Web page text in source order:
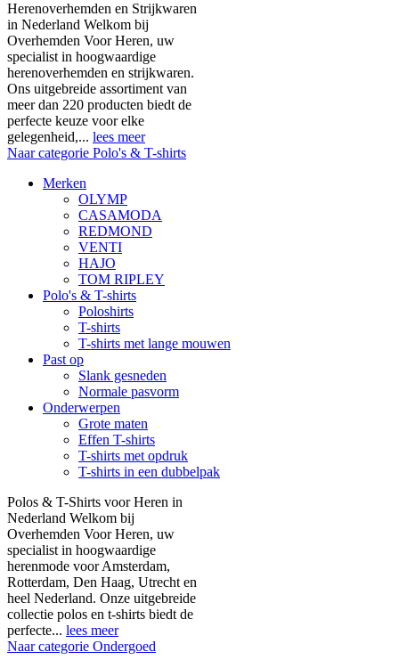
Herenoverhemden en Strijkwaren
in Nederland Welkom bij
Overhemden Voor Heren, uw
specialist in hoogwaardige
herenoverhemden en strijkwaren.
Ons uitgebreide assortiment van
meer dan 220 producten biedt de
perfecte keuze voor elke
gelegenheid,... lees meer
Naar categorie Polo's & T-shirts
Merken
OLYMP
CASAMODA
REDMOND
VENTI
HAJO
TOM RIPLEY
Polo's & T-shirts
Poloshirts
T-shirts
T-shirts met lange mouwen
Past op
Slank gesneden
Normale pasvorm
Onderwerpen
Grote maten
Effen T-shirts
T-shirts met opdruk
T-shirts in een dubbelpak
Polos & T-Shirts voor Heren in
Nederland Welkom bij
Overhemden Voor Heren, uw
specialist in hoogwaardige
herenmode voor Amsterdam,
Rotterdam, Den Haag, Utrecht en
heel Nederland. Onze uitgebreide
collectie polos en t-shirts biedt de
perfecte... lees meer
Naar categorie Ondergoed